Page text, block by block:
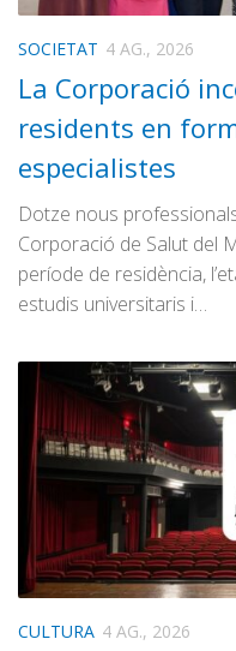
SOCIETAT 4 AG., 2026
La Corporació
residents en
especialistes
Dotze nous
Corporació de Salut del
període de residència,
estudis universitaris i…
CULTURA 4 AG., 2026